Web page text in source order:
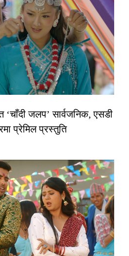
‘चाँदी जलप’ सार्वजनिक, एसडी
प्रेमिल प्रस्तुति